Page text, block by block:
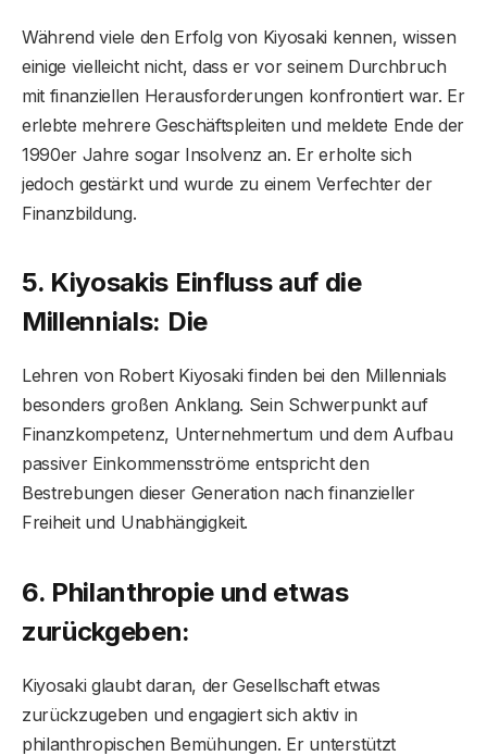
Während viele den Erfolg von Kiyosaki kennen, wissen
einige vielleicht nicht, dass er vor seinem Durchbruch
mit finanziellen Herausforderungen konfrontiert war. Er
erlebte mehrere Geschäftspleiten und meldete Ende der
1990er Jahre sogar Insolvenz an. Er erholte sich
jedoch gestärkt und wurde zu einem Verfechter der
Finanzbildung.
5. Kiyosakis Einfluss auf die
Millennials: Die
Lehren von Robert Kiyosaki finden bei den Millennials
besonders großen Anklang. Sein Schwerpunkt auf
Finanzkompetenz, Unternehmertum und dem Aufbau
passiver Einkommensströme entspricht den
Bestrebungen dieser Generation nach finanzieller
Freiheit und Unabhängigkeit.
6. Philanthropie und etwas
zurückgeben:
Kiyosaki glaubt daran, der Gesellschaft etwas
zurückzugeben und engagiert sich aktiv in
philanthropischen Bemühungen. Er unterstützt